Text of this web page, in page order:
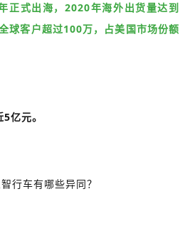
正式出海，2020年海外出货量达到
球客户超过100万，占美国市场份额
亿元。
行车有哪些异同？